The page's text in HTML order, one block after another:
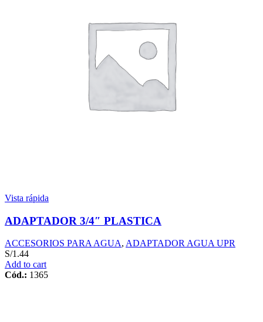
Vista rápida
ADAPTADOR 3/4″ PLASTICA
ACCESORIOS PARA AGUA, ADAPTADOR AGUA UPR
S/1.44
Add to cart
Cód.: 1365